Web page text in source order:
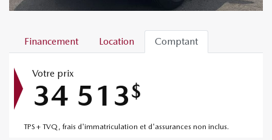
Financement Location Comptant
Votre prix
34 513$
TPS + TVQ, frais d'immatriculation et d'assurances non inclus.